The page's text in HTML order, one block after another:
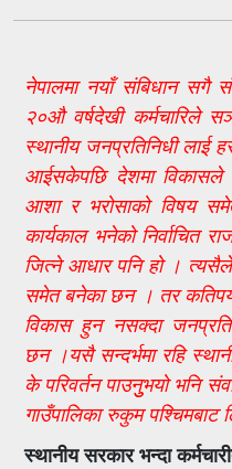
नेपालमा नयाँ संबिधान सगै
२०औ वर्षदेखी कर्मचारिले
स्थानीय जनप्रतिनिधी लाई
आईसकेपछि देशमा विकासले
आशा र भरोसाको विषय
कार्यकाल भनेको निर्वाचित
जित्ने आधार पनि हो ।
समेत बनेका छन । तर कतिपय
विकास हुन नसक्दा
छन ।यसै सन्दर्भमा रहि
के परिवर्तन पाउनुुभयो भनि
गाउँपालिका रुकुम
स्थानीय सरकार भन्दा